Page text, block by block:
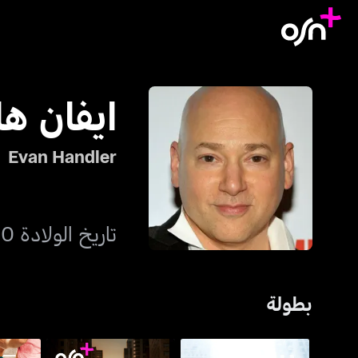
ايفان
Evan Handler
تاريخ الولادة 10 يناير 1961
بطولة